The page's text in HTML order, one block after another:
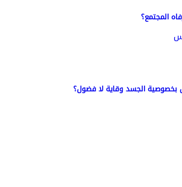
المجتمع؟
بخصوصية الجسد وقاية لا فضول؟